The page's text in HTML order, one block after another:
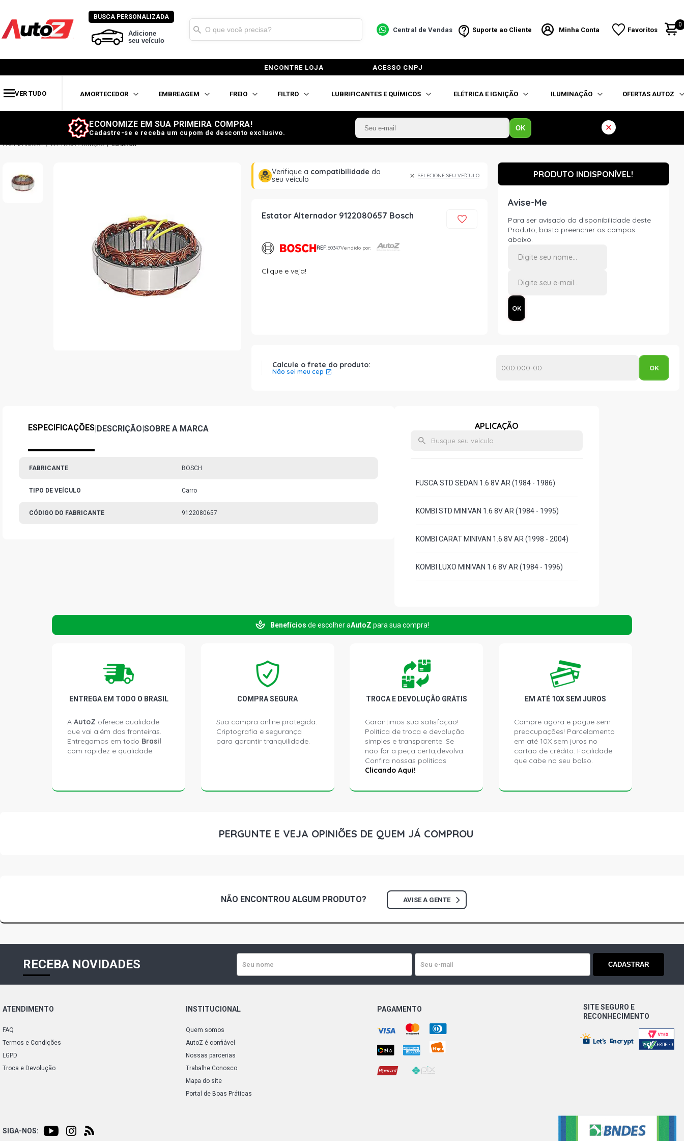
BUSCA PERSONALIZADA
Adicione
seu veículo
Central de Vendas Suporte ao Cliente Minha Conta Favoritos
0
ENCONTRE LOJA ACESSO CNPJ
VER TUDO AMORTECEDOR EMBREAGEM FREIO FILTRO LUBRIFICANTES E QUÍMICOS ELÉTRICA E IGNIÇÃO ILUMINAÇÃO OFERTAS AUTOZ
ECONOMIZE EM SUA PRIMEIRA COMPRA!
Cadastre-se e receba um cupom de desconto exclusivo.
OK
ELÉTRICA E IGNIÇÃO ESTATOR
Verifique a compatibilidade do
seu veículo
SELECIONE SEU VEÍCULO
Estator Alternador 9122080657 Bosch
REF:60347Vendido por:
Clique e veja!
PRODUTO INDISPONÍVEL!
Avise-Me
Para ser avisado da disponibilidade deste
Produto, basta preencher os campos
abaixo.
Calcule o frete do produto:
Não sei meu cep
ESPECIFICAÇÕES|DESCRIÇÃO|SOBRE A MARCA
FABRICANTE BOSCH
TIPO DE VEÍCULO Carro
CÓDIGO DO FABRICANTE 9122080657
APLICAÇÃO
FUSCA STD SEDAN 1.6 8V AR (1984 - 1986)
KOMBI STD MINIVAN 1.6 8V AR (1984 - 1995)
KOMBI CARAT MINIVAN 1.6 8V AR (1998 - 2004)
KOMBI LUXO MINIVAN 1.6 8V AR (1984 - 1996)
Benefícios de escolher aAutoZ para sua compra!
ENTREGA EM TODO O BRASIL
A AutoZ oferece qualidade
que vai além das fronteiras.
Entregamos em todo Brasil
com rapidez e qualidade.
COMPRA SEGURA
Sua compra online protegida.
Criptografia e segurança
para garantir tranquilidade.
TROCA E DEVOLUÇÃO GRÁTIS
Garantimos sua satisfação!
Política de troca e devolução
simples e transparente. Se
não for a peça certa,devolva.
Confira nossas políticas
Clicando Aqui!
EM ATÉ 10X SEM JUROS
Compre agora e pague sem
preocupações! Parcelamento
em até 10X sem juros no
cartão de crédito. Facilidade
que cabe no seu bolso.
PERGUNTE E VEJA OPINIÕES DE QUEM JÁ COMPROU
NÃO ENCONTROU ALGUM PRODUTO? AVISE A GENTE
RECEBA NOVIDADES CADASTRAR
ATENDIMENTO
FAQ
Termos e Condições
LGPD
Troca e Devolução
INSTITUCIONAL
Quem somos
AutoZ é confiável
Nossas parcerias
Trabalhe Conosco
Mapa do site
Portal de Boas Práticas
PAGAMENTO
SITE SEGURO E
RECONHECIMENTO
SIGA-NOS: